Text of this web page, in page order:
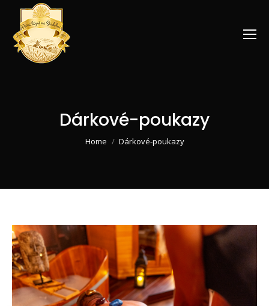
Dárkové-poukazy
You are here:
Home Dárkové-poukazy